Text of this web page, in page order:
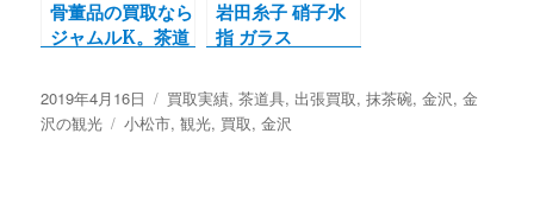
骨董品の買取なら
ジャムルK。茶道
りと査定いたしま
す。今回の買取は
黒檀調の飾台、香
岩田糸子 硝子水
指 ガラス
投
稿
2019年4月16日
カ
テ
買取実績,茶道具, 出張買取,抹茶碗,金沢,金
沢の観光
タ
小松市,観光, 買取,金沢